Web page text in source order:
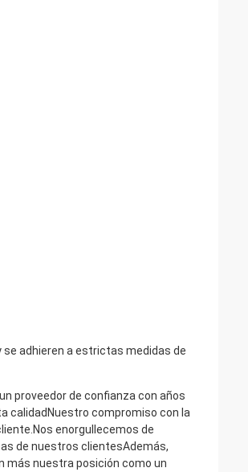
adhieren a estrictas medidas de
proveedor de confianza con años
calidadNuestro compromiso con la
enorgullecemos de
de nuestros clientesAdemás,
más nuestra posición como un